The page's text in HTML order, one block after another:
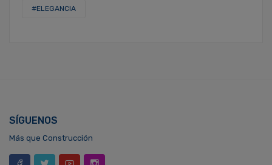
#ELEGANCIA
SÍGUENOS
Más que Construcción